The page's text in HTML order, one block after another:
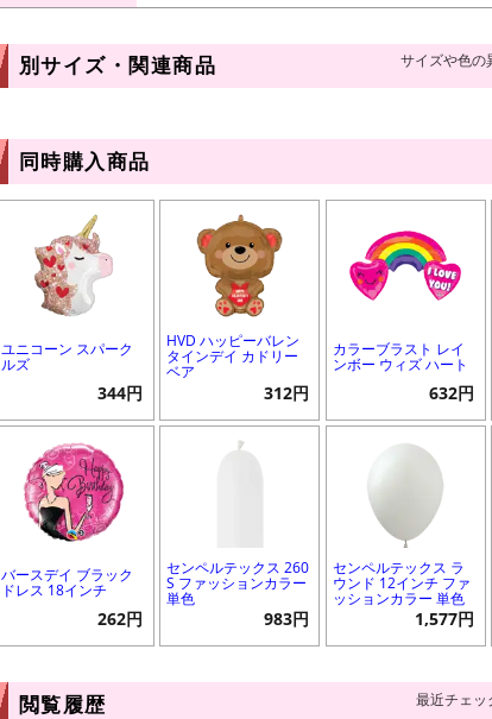
別サイズ・関連商品 サイズや色の
同時購入商品
ユニコーン スパーク
ルズ
344円
HVD ハッピーバレン
タインデイ カドリー
ベア
312円
カラーブラスト レイ
ンボー ウィズ ハート
632円
バースデイ ブラック
ドレス 18インチ
262円
センペルテックス 260
S ファッションカラー
単色
983円
センペルテックス ラ
ウンド 12インチ ファ
ッションカラー 単色
1,577円
閲覧履歴 最近チェッ